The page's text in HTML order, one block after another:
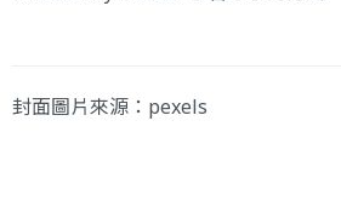
封面圖片來源： pexels